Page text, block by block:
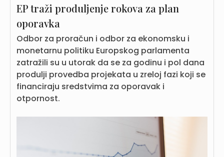
EP traži produljenje rokova za plan
oporavka
Odbor za proračun i odbor za ekonomsku i
monetarnu politiku Europskog parlamenta
zatražili su u utorak da se za godinu i pol dana
produlji provedba projekata u zreloj fazi koji se
financiraju sredstvima za oporavak i
otpornost.